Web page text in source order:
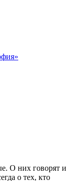
О них говорят и
о тех, кто